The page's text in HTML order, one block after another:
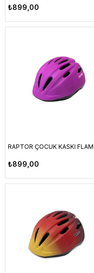
₺899,00
₺899,00